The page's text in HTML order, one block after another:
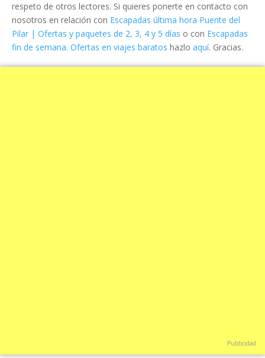
respeto de otros lectores. Si quieres ponerte en contacto con
nosotros en relación con Escapadas última hora Puente del
Pilar | Ofertas y paquetes de 2, 3, 4 y 5 días o con Escapadas
fin de semana. Ofertas en viajes baratos hazlo aquí. Gracias.
Publicidad